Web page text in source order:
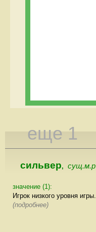
еще 1
сильвер, сущ.м.р
значение (1):
Игрок низкого уровня игры.
(подробнее)